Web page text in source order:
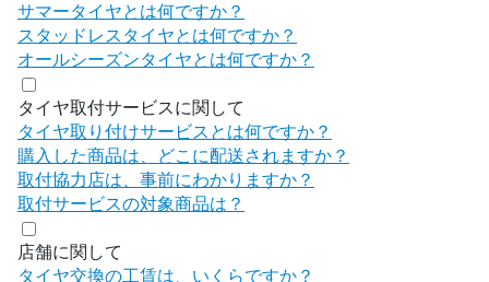
サマータイヤとは何ですか？
スタッドレスタイヤとは何ですか？
オールシーズンタイヤとは何ですか？
タイヤ取付サービスに関して
タイヤ取り付けサービスとは何ですか？
購入した商品は、どこに配送されますか？
取付協力店は、事前にわかりますか？
取付サービスの対象商品は？
店舗に関して
タイヤ交換の工賃は、いくらですか？